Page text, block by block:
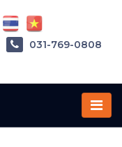
031-769-0808